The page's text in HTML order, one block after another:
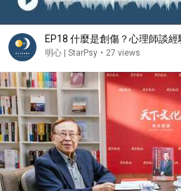
EP18 什麼是創傷？心理師
明心 | StarPsy • 27 views